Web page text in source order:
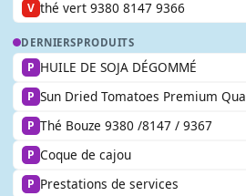
V thé vert 9380 8147 9366
DERNIERSPRODUITS
P HUILE DE SOJA DÉGOMMÉ
P Sun Dried Tomatoes Premium Qua
P Thé Bouze 9380 /8147 / 9367
P Coque de cajou
P Prestations de services